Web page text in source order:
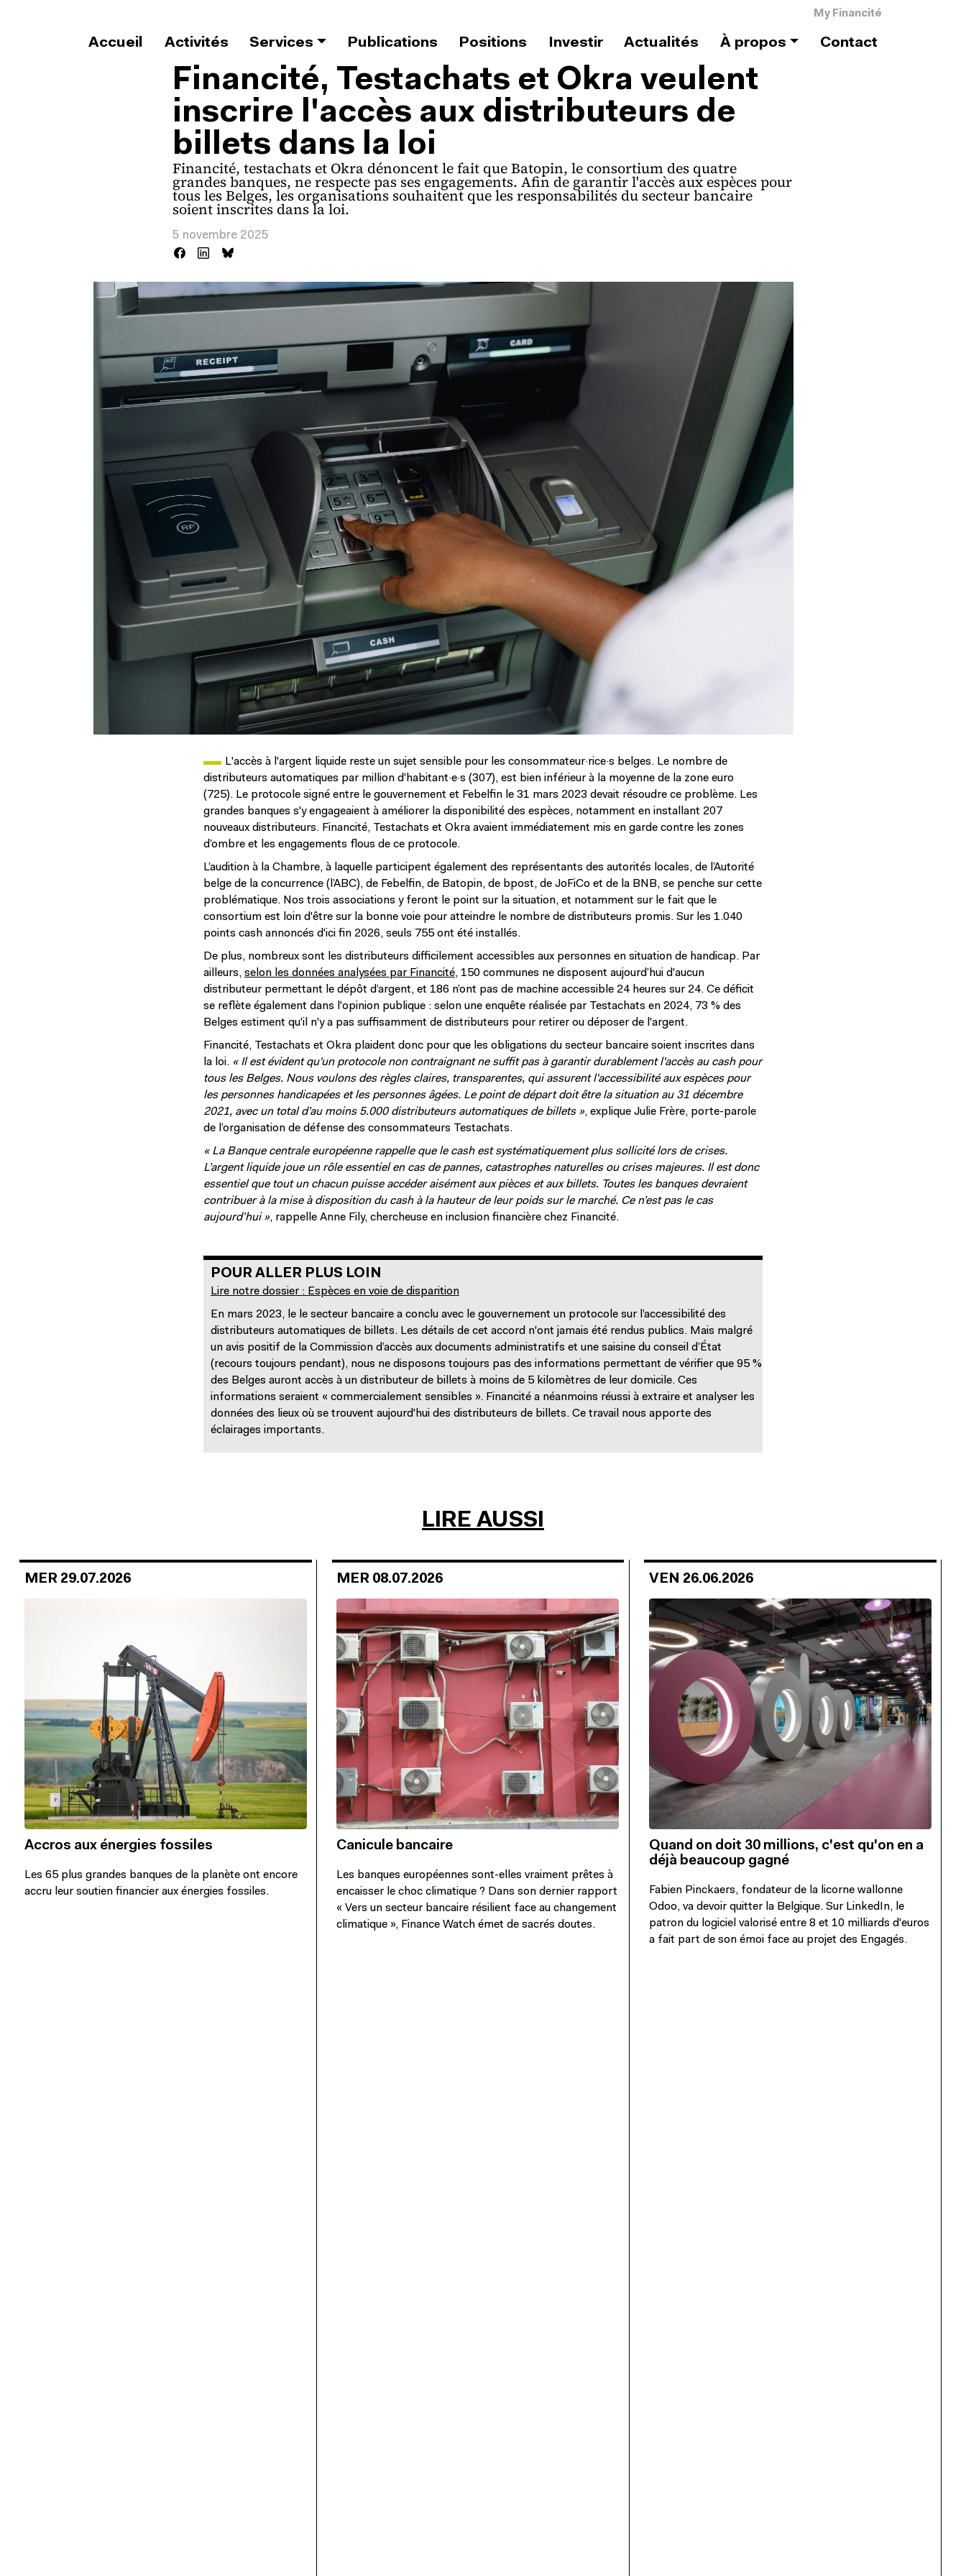
Menu du compte de
My Financité
Navigation principale
Accueil Activités Services Publications Positions Investir Actualités À propos Contact
Financité, Testachats et Okra veulent
inscrire l'accès aux distributeurs de
billets dans la loi
Financité, testachats et Okra dénoncent le fait que Batopin, le consortium des quatre
grandes banques, ne respecte pas ses engagements. Afin de garantir l'accès aux espèces pour
tous les Belges, les organisations souhaitent que les responsabilités du secteur bancaire
soient inscrites dans la loi.
5 novembre 2025
Paragraphe actualités
L'accès à l'argent liquide reste un sujet sensible pour les consommateur·rice·s belges. Le nombre de
distributeurs automatiques par million d'habitant·e·s (307), est bien inférieur à la moyenne de la zone euro
(725). Le protocole signé entre le gouvernement et Febelfin le 31 mars 2023 devait résoudre ce problème. Les
grandes banques s'y engageaient à améliorer la disponibilité des espèces, notamment en installant 207
nouveaux distributeurs. Financité, Testachats et Okra avaient immédiatement mis en garde contre les zones
d’ombre et les engagements flous de ce protocole.
L’audition à la Chambre, à laquelle participent également des représentants des autorités locales, de l’Autorité
belge de la concurrence (l’ABC), de Febelfin, de Batopin, de bpost, de JoFiCo et de la BNB, se penche sur cette
problématique. Nos trois associations y feront le point sur la situation, et notamment sur le fait que le
consortium est loin d'être sur la bonne voie pour atteindre le nombre de distributeurs promis. Sur les 1.040
points cash annoncés d'ici fin 2026, seuls 755 ont été installés.
De plus, nombreux sont les distributeurs difficilement accessibles aux personnes en situation de handicap. Par
ailleurs, selon les données analysées par Financité, 150 communes ne disposent aujourd’hui d'aucun
distributeur permettant le dépôt d’argent, et 186 n’ont pas de machine accessible 24 heures sur 24. Ce déficit
se reflète également dans l'opinion publique : selon une enquête réalisée par Testachats en 2024, 73 % des
Belges estiment qu'il n'y a pas suffisamment de distributeurs pour retirer ou déposer de l'argent.
Financité, Testachats et Okra plaident donc pour que les obligations du secteur bancaire soient inscrites dans
la loi. « Il est évident qu'un protocole non contraignant ne suffit pas à garantir durablement l'accès au cash pour
tous les Belges. Nous voulons des règles claires, transparentes, qui assurent l'accessibilité aux espèces pour
les personnes handicapées et les personnes âgées. Le point de départ doit être la situation au 31 décembre
2021, avec un total d’au moins 5.000 distributeurs automatiques de billets », explique Julie Frère, porte-parole
de l’organisation de défense des consommateurs Testachats.
« La Banque centrale européenne rappelle que le cash est systématiquement plus sollicité lors de crises.
L’argent liquide joue un rôle essentiel en cas de pannes, catastrophes naturelles ou crises majeures. Il est donc
essentiel que tout un chacun puisse accéder aisément aux pièces et aux billets. Toutes les banques devraient
contribuer à la mise à disposition du cash à la hauteur de leur poids sur le marché. Ce n’est pas le cas
aujourd’hui », rappelle Anne Fily, chercheuse en inclusion financière chez Financité.
POUR ALLER PLUS LOIN
Lire notre dossier : Espèces en voie de disparition
En mars 2023, le le secteur bancaire a conclu avec le gouvernement un protocole sur l’accessibilité des
distributeurs automatiques de billets. Les détails de cet accord n'ont jamais été rendus publics. Mais malgré
un avis positif de la Commission d’accès aux documents administratifs et une saisine du conseil d’État
(recours toujours pendant), nous ne disposons toujours pas des informations permettant de vérifier que 95 %
des Belges auront accès à un distributeur de billets à moins de 5 kilomètres de leur domicile. Ces
informations seraient « commercialement sensibles ». Financité a néanmoins réussi à extraire et analyser les
données des lieux où se trouvent aujourd'hui des distributeurs de billets. Ce travail nous apporte des
éclairages importants.
LIRE AUSSI
MER 29.07.2026
Accros aux énergies fossiles
Les 65 plus grandes banques de la planète ont encore
accru leur soutien financier aux énergies fossiles.
MER 08.07.2026
Canicule bancaire
Les banques européennes sont-elles vraiment prêtes à
encaisser le choc climatique ? Dans son dernier rapport
« Vers un secteur bancaire résilient face au changement
climatique », Finance Watch émet de sacrés doutes.
VEN 26.06.2026
Quand on doit 30 millions, c'est qu'on en a
déjà beaucoup gagné
Fabien Pinckaers, fondateur de la licorne wallonne
Odoo, va devoir quitter la Belgique. Sur LinkedIn, le
patron du logiciel valorisé entre 8 et 10 milliards d'euros
a fait part de son émoi face au projet des Engagés.